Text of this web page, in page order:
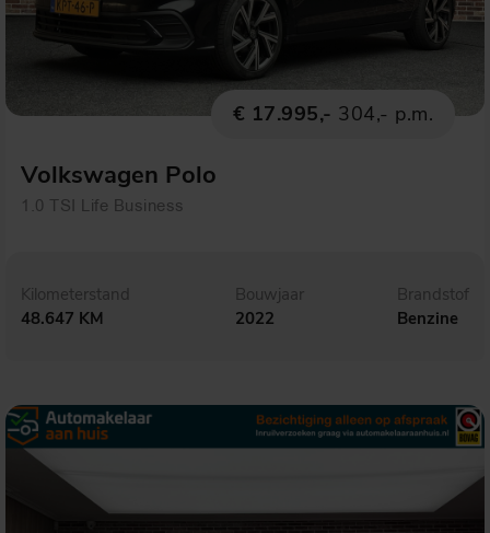
€ 17.995,- 304,- p.m.
Volkswagen Polo
1.0 TSI Life Business
Kilometerstand
48.647 KM
Bouwjaar
2022
Brandstof
Benzine